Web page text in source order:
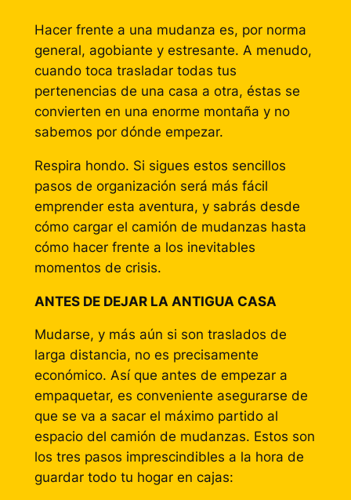
Hacer frente a una mudanza es, por norma
general, agobiante y estresante. A menudo,
cuando toca trasladar todas tus
pertenencias de una casa a otra, éstas se
convierten en una enorme montaña y no
sabemos por dónde empezar.
Respira hondo. Si sigues estos sencillos
pasos de organización será más fácil
emprender esta aventura, y sabrás desde
cómo cargar el camión de mudanzas hasta
cómo hacer frente a los inevitables
momentos de crisis.
ANTES DE DEJAR LA ANTIGUA CASA
Mudarse, y más aún si son traslados de
larga distancia, no es precisamente
económico. Así que antes de empezar a
empaquetar, es conveniente asegurarse de
que se va a sacar el máximo partido al
espacio del camión de mudanzas. Estos son
los tres pasos imprescindibles a la hora de
guardar todo tu hogar en cajas: